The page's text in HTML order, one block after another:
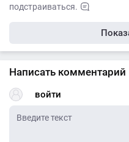
подстраиваться.
Написать комментарий
войти